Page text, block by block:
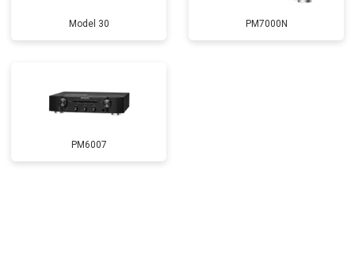
Model 30 PM7000N
PM6007